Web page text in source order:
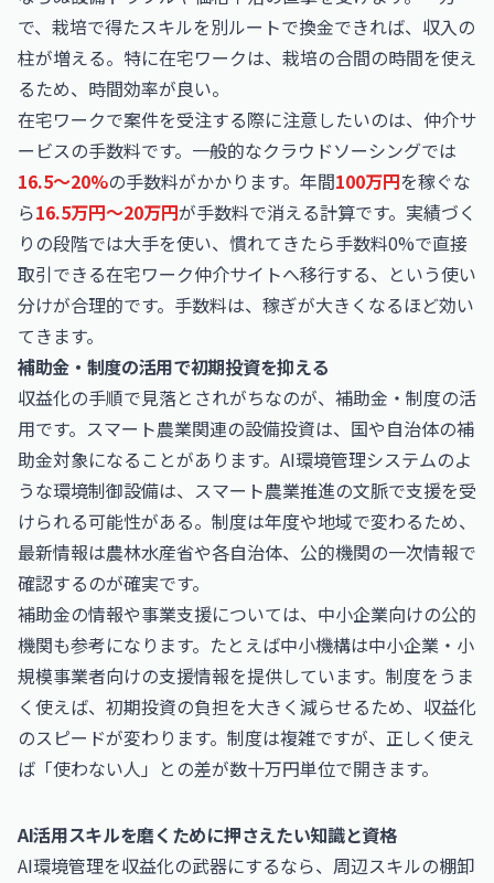
で、栽培で得たスキルを別ルートで換金できれば、収入の
柱が増える。特に在宅ワークは、栽培の合間の時間を使え
るため、時間効率が良い。
在宅ワークで案件を受注する際に注意したいのは、仲介サ
ービスの手数料です。一般的なクラウドソーシングでは
16.5〜20%の手数料がかかります。年間100万円を稼ぐな
ら16.5万円〜20万円が手数料で消える計算です。実績づく
りの段階では大手を使い、慣れてきたら手数料0%で直接
取引できる在宅ワーク仲介サイトへ移行する、という使い
分けが合理的です。手数料は、稼ぎが大きくなるほど効い
てきます。
補助金・制度の活用で初期投資を抑える
収益化の手順で見落とされがちなのが、補助金・制度の活
用です。スマート農業関連の設備投資は、国や自治体の補
助金対象になることがあります。AI環境管理システムのよ
うな環境制御設備は、スマート農業推進の文脈で支援を受
けられる可能性がある。制度は年度や地域で変わるため、
最新情報は農林水産省や各自治体、公的機関の一次情報で
確認するのが確実です。
補助金の情報や事業支援については、中小企業向けの公的
機関も参考になります。たとえば中小機構は中小企業・小
規模事業者向けの支援情報を提供しています。制度をうま
く使えば、初期投資の負担を大きく減らせるため、収益化
のスピードが変わります。制度は複雑ですが、正しく使え
ば「使わない人」との差が数十万円単位で開きます。
AI活用スキルを磨くために押さえたい知識と資格
AI環境管理を収益化の武器にするなら、周辺スキルの棚卸